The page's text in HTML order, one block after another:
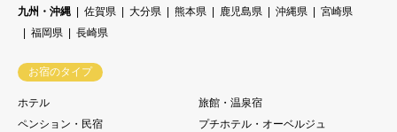
九州・沖縄
佐賀県 大分県 熊本県 鹿児島県 沖縄県
宮崎県
福岡県
長崎県
お宿のタイプ
ホテル
旅館・温泉宿
ペンション・民宿
プチホテル・オーベルジュ